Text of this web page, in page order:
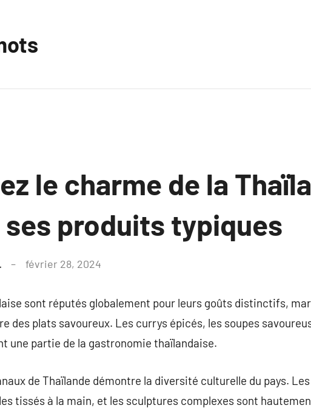
le charme de la
produits typiques
février 28, 2024
sont réputés globalement pour leurs goûts distinctifs,
des plats savoureux. Les currys épicés, les soupes
une partie de la gastronomie thaïlandaise.
de Thaïlande démontre la diversité culturelle du pays.
tissés à la main, et les sculptures complexes sont